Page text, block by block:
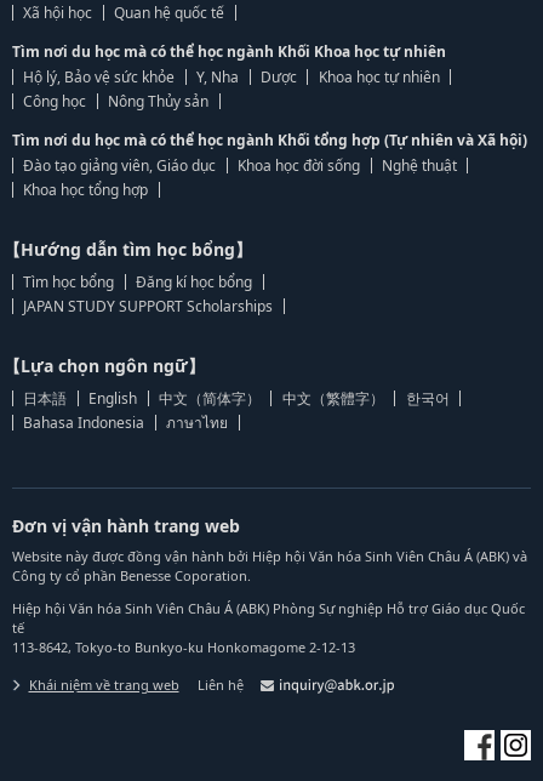
Xã hội học
Quan hệ quốc tế
Tìm nơi du học mà có thể học ngành Khối Khoa học tự nhiên
Hộ lý, Bảo vệ sức khỏe
Y, Nha Dược
Khoa học tự nhiên
Công học
Nông Thủy sản
Tìm nơi du học mà có thể học ngành Khối tổng hợp (Tự nhiên và Xã hội)
Đào tạo giảng viên, Giáo dục
Khoa học đời sống
Nghệ thuật
Khoa học tổng hợp
【Hướng dẫn tìm học bổng】
Tìm học bổng
Đăng kí học bổng
JAPAN STUDY SUPPORT Scholarships
【Lựa chọn ngôn ngữ】
日本語 English 中文（简体字） 中文（繁體字）
한국어
Bahasa Indonesia
ภาษาไทย
Đơn vị vận hành trang web
Website này được đồng vận hành bởi Hiệp hội Văn hóa Sinh Viên Châu Á (ABK) và
Công ty cổ phần Benesse Coporation.
Hiệp hội Văn hóa Sinh Viên Châu Á (ABK) Phòng Sự nghiệp Hỗ trợ Giáo dục Quốc
tế
113-8642, Tokyo-to Bunkyo-ku Honkomagome 2-12-13
Khái niệm về trang web Liên hệ